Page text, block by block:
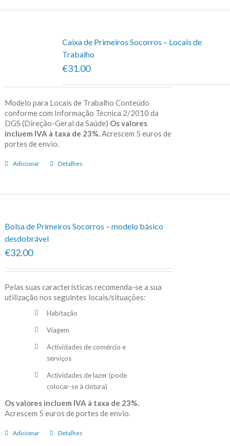
Caixa de Primeiros Socorros – Locais de
Trabalho
€31.00
Modelo para Locais de Trabalho Conteúdo
conforme com Informação Técnica 2/2010 da
DGS (Direção-Geral da Saúde) Os valores
incluem IVA à taxa de 23%. Acrescem 5 euros de
portes de envio.
Adicionar Detalhes
Bolsa de Primeiros Socorros – modelo básico
desdobrável
€32.00
Pelas suas características recomenda-se a sua
utilização nos seguintes locais/situações:
Habitação
Viagem
Actividades de comércio e
serviços
Actividades de lazer (pode
colocar-se à cintura)
Os valores incluem IVA à taxa de 23%.
Acrescem 5 euros de portes de envio.
Adicionar Detalhes